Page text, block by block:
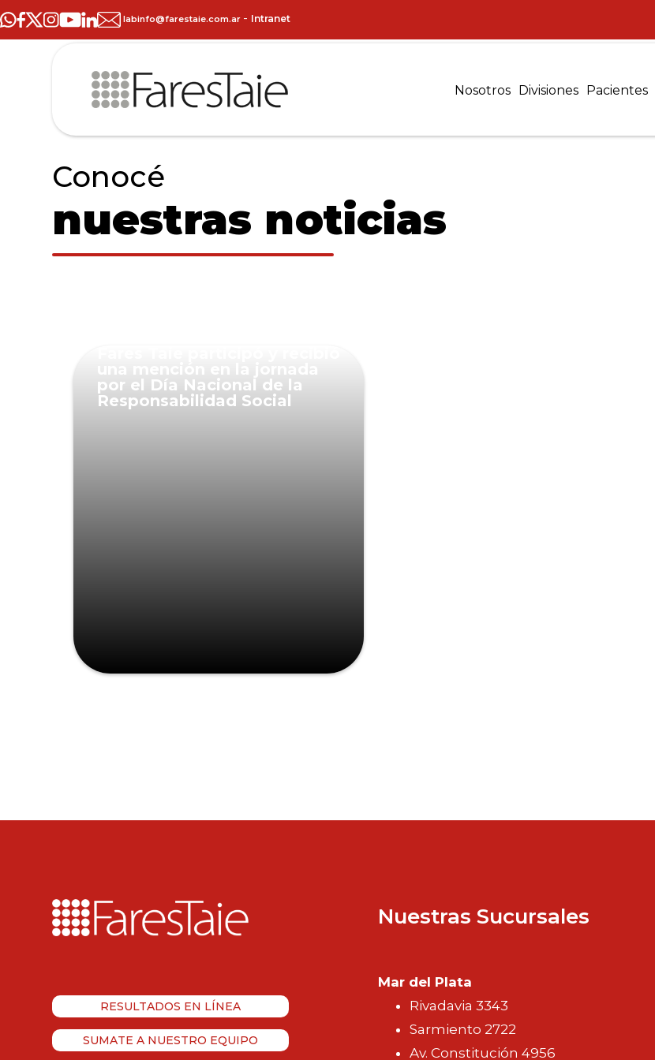
labinfo@farestaie.com.ar - Intranet
Nosotros Divisiones Pacientes
Conocé
nuestras noticias
por el Día Nacional de la
Responsabilidad Social
RESULTADOS EN LÍNEA
SUMATE A NUESTRO EQUIPO
Nuestras Sucursales
Mar del Plata
Rivadavia 3343
Sarmiento 2722
Av. Constitución 4956